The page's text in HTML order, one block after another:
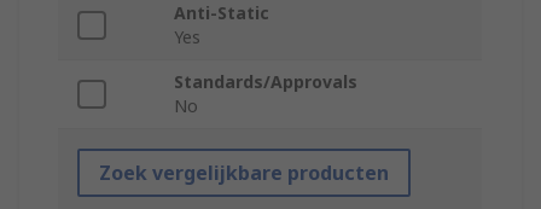
Anti-Static
Yes
Standards/Approvals
No
Zoek vergelijkbare producten